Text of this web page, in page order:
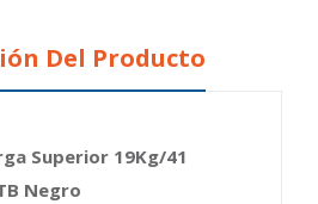
Del Producto
Superior 19Kg/41
Negro